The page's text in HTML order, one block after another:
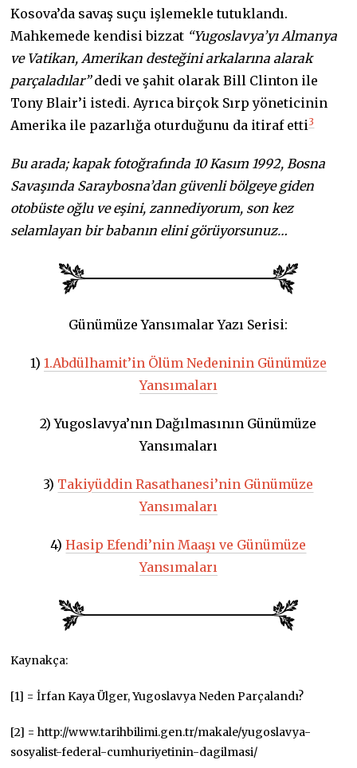
Kosova’da savaş suçu işlemekle tutuklandı.
Mahkemede kendisi bizzat “Yugoslavya’yı Almanya
ve Vati­kan, Amerikan desteğini arkalarına alarak
parçaladılar”dedi ve şahit olarak Bill Clinton ile
Tony Blair’i istedi. Ayrıca birçok Sırp yöneticinin
Amerika ile pazarlığa oturduğunu da itiraf etti3
Bu arada; kapak fotoğrafında 10 Kasım 1992, Bosna
Savaşında Saraybosna’dan güvenli bölgeye giden
otobüste oğlu ve eşini, zannediyorum, son kez
selamlayan bir babanın elini görüyorsunuz…
Günümüze Yansımalar Yazı Serisi:
1) 1.Abdülhamit’in Ölüm Nedeninin Günümüze
Yansımaları
2) Yugoslavya’nın Dağılmasının Günümüze
Yansımaları
3) Takiyüddin Rasathanesi’nin Günümüze
Yansımaları
4)Hasip Efendi’nin Maaşı ve Günümüze
Yansımaları
Kaynakça:
[1] = İrfan Kaya Ülger, Yugoslavya Neden Parçalandı?
[2] = http://www.tarihbilimi.gen.tr/makale/yugoslavya-
sosyalist-federal-cumhuriyetinin-dagilmasi/